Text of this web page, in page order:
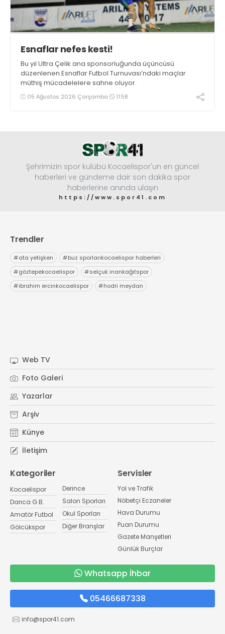
Esnaflar nefes kesti!
Bu yıl Ultra Çelik ana sponsorluğunda üçüncüsü
düzenlenen Esnaflar Futbol Turnuvası’ndaki maçlar
müthiş mücadelelere sahne oluyor.
05 Ağustos 2026 Çarşamba 11:58
Şehrimizin spor kulübü Kocaelispor'un en güncel
haberleri ve gündeme dair son dakika spor
haberlerine anında ulaşın
https://www.spor41.com
Trendler
#ata yetişken #buz sporlarıkocaelispor haberleri
#göztepekocaelispor #selçuk inankağıtspor
#ibrahim ercinkocaelispor #hodri meydan
Web TV
Foto Galeri
Yazarlar
Arşiv
Künye
İletişim
Kategoriler
Kocaelispor
Darıca G.B.
Amatör Futbol
Gölcükspor
Derince
Salon Sporları
Okul Sporları
Diğer Branşlar
Servisler
Yol ve Trafik
Nöbetçi Eczaneler
Hava Durumu
Puan Durumu
Gazete Manşetleri
Günlük Burçlar
Whatsapp İhbar
05466687338
info@spor41.com